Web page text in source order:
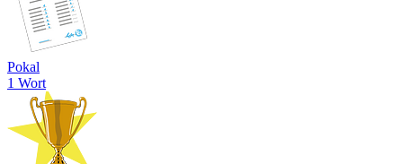
Pokal
1 Wort